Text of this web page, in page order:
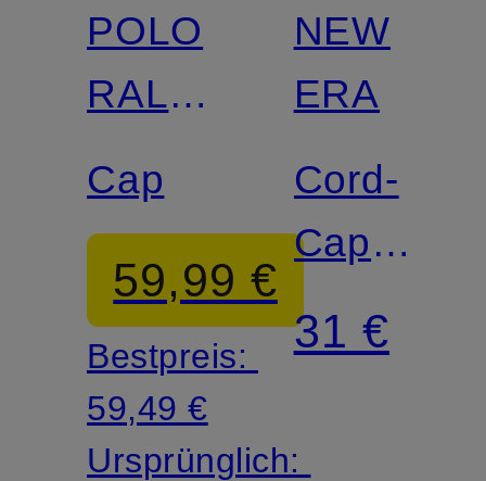
POLO
RALPH
LAUREN
Cap
59,99 €
Bestpreis:
59,49 €
Ursprünglich:
NEW
ERA
Cord-
Cap
MIDI
31 €